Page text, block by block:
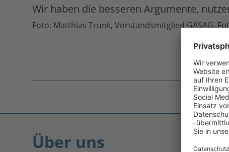
Wir haben die besseren Argumente,
Foto: Matthias Trunk, Vorstandsmitglied GASAG.
Über uns